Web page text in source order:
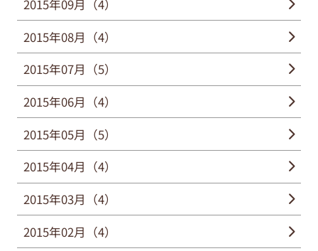
2015年09月（4）
2015年08月（4）
2015年07月（5）
2015年06月（4）
2015年05月（5）
2015年04月（4）
2015年03月（4）
2015年02月（4）